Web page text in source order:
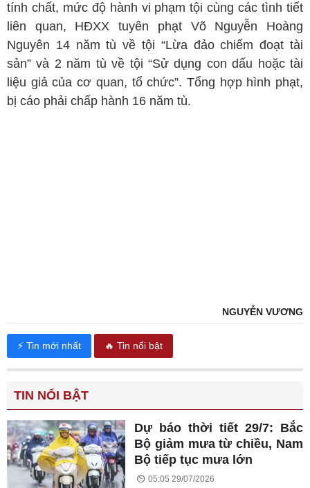
tính chất, mức độ hành vi phạm tội cùng các tình tiết
liên quan, HĐXX tuyên phạt Võ Nguyễn Hoàng
Nguyên 14 năm tù về tội “Lừa đảo chiếm đoạt tài
sản” và 2 năm tù về tội “Sử dụng con dấu hoặc tài
liệu giả của cơ quan, tổ chức”. Tổng hợp hình phạt,
bị cáo phải chấp hành 16 năm tù.
NGUYỄN VƯƠNG
⚡ Tin mới nhất 🔥 Tin nổi bật
TIN NỔI BẬT
Dự báo thời tiết 29/7: Bắc
Bộ giảm mưa từ chiều, Nam
Bộ tiếp tục mưa lớn
05:05 29/07/2026